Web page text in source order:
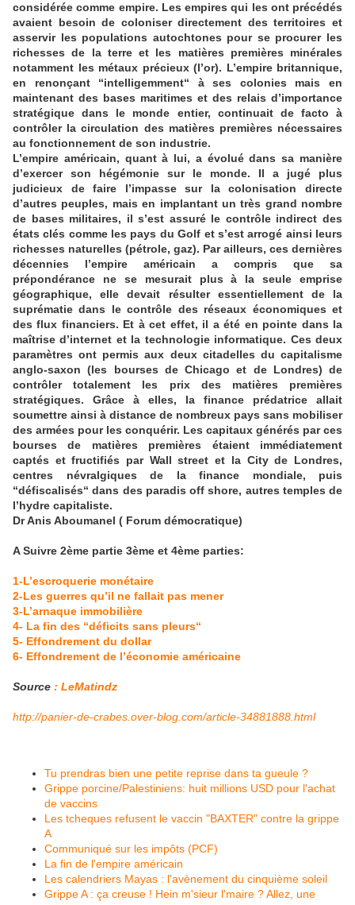
considérée comme empire. Les empires qui les ont précédés
avaient besoin de coloniser directement des territoires et
asservir les populations autochtones pour se procurer les
richesses de la terre et les matières premières minérales
notamment les métaux précieux (l’or). L’empire britannique,
en renonçant “intelligemment“ à ses colonies mais en
maintenant des bases maritimes et des relais d’importance
stratégique dans le monde entier, continuait de facto à
contrôler la circulation des matières premières nécessaires
au fonctionnement de son industrie.
L’empire américain, quant à lui, a évolué dans sa manière
d’exercer son hégémonie sur le monde. Il a jugé plus
judicieux de faire l’impasse sur la colonisation directe
d’autres peuples, mais en implantant un très grand nombre
de bases militaires, il s’est assuré le contrôle indirect des
états clés comme les pays du Golf et s’est arrogé ainsi leurs
richesses naturelles (pétrole, gaz). Par ailleurs, ces dernières
décennies l’empire américain a compris que sa
prépondérance ne se mesurait plus à la seule emprise
géographique, elle devait résulter essentiellement de la
suprématie dans le contrôle des réseaux économiques et
des flux financiers. Et à cet effet, il a été en pointe dans la
maîtrise d’internet et la technologie informatique. Ces deux
paramètres ont permis aux deux citadelles du capitalisme
anglo-saxon (les bourses de Chicago et de Londres) de
contrôler totalement les prix des matières premières
stratégiques. Grâce à elles, la finance prédatrice allait
soumettre ainsi à distance de nombreux pays sans mobiliser
des armées pour les conquérir. Les capitaux générés par ces
bourses de matières premières étaient immédiatement
captés et fructifiés par Wall street et la City de Londres,
centres névralgiques de la finance mondiale, puis
“défiscalisés“ dans des paradis off shore, autres temples de
l’hydre capitaliste.
Dr Anis Aboumanel ( Forum démocratique)
A Suivre 2ème partie 3ème et 4ème parties:
1-L’escroquerie monétaire
2-Les guerres qu’il ne fallait pas mener
3-L’arnaque immobilière
4- La fin des “déficits sans pleurs“
5- Effondrement du dollar
6- Effondrement de l’économie américaine
Source : LeMatindz
http://panier-de-crabes.over-blog.com/article-34881888.html
Tu prendras bien une petite reprise dans ta gueule ?
Grippe porcine/Palestiniens: huit millions USD pour l'achat
de vaccins
Les tcheques refusent le vaccin "BAXTER" contre la grippe
A
Communiqué sur les impôts (PCF)
La fin de l'empire américain
Les calendriers Mayas : l'avènement du cinquième soleil
Grippe A : ça creuse ! Hein m'sieur l'maire ? Allez, une